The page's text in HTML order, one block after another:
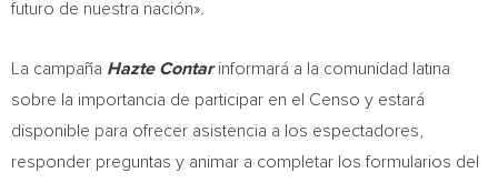
futuro de nuestra nación».
La campaña Hazte Contarinformará a la comunidad latina
sobre la importancia de participar en el Censo y estará
disponible para ofrecer asistencia a los espectadores,
responder preguntas y animar a completar los formularios del